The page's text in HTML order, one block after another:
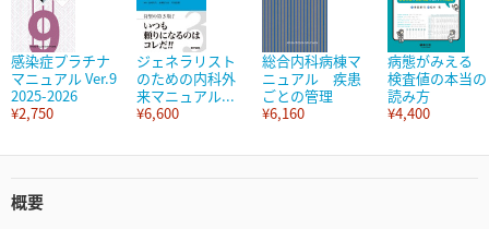
感染症プラチナ
マニュアル Ver.9
2025-2026
¥2,750
ジェネラリスト
のための内科外
来マニュアル...
¥6,600
総合内科病棟マ
ニュアル 疾患
ごとの管理
¥6,160
病態がみえる
検査値の本当の
読み方
¥4,400
概要